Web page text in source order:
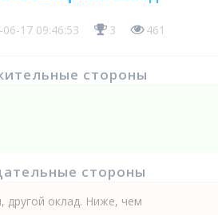
06-17 09:46:53 3 461
стороны
стороны
другой оклад. Ниже, чем